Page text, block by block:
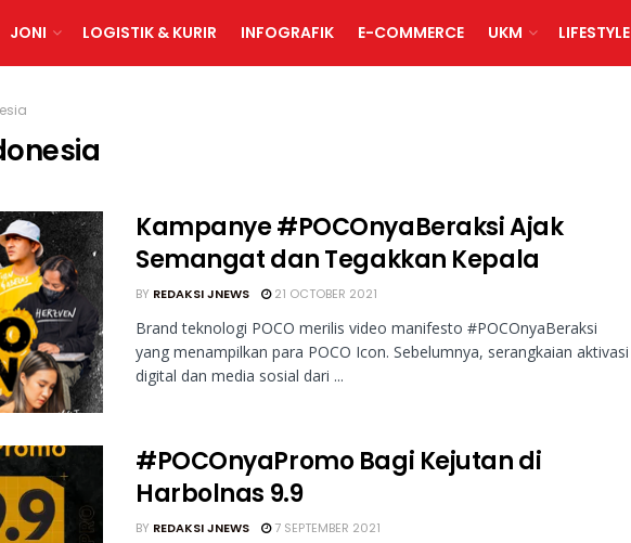
JONI LOGISTIK & KURIR INFOGRAFIK E-COMMERCE UKM LIFESTYLE
Kampanye #POCOnyaBeraksi Ajak
Semangat dan Tegakkan Kepala
BY REDAKSI JNEWS 21 OCTOBER 2021
Brand teknologi POCO merilis video manifesto #POCOnyaBeraksi
yang menampilkan para POCO Icon. Sebelumnya, serangkaian aktivasi
digital dan media sosial dari ...
#POCOnyaPromo Bagi Kejutan di
Harbolnas 9.9
BY REDAKSI JNEWS 7 SEPTEMBER 2021